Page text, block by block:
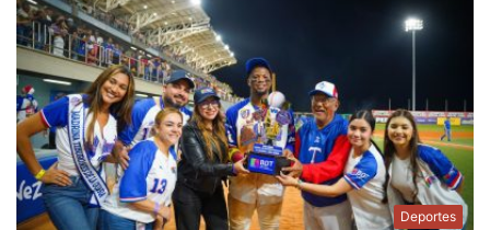
Deportes